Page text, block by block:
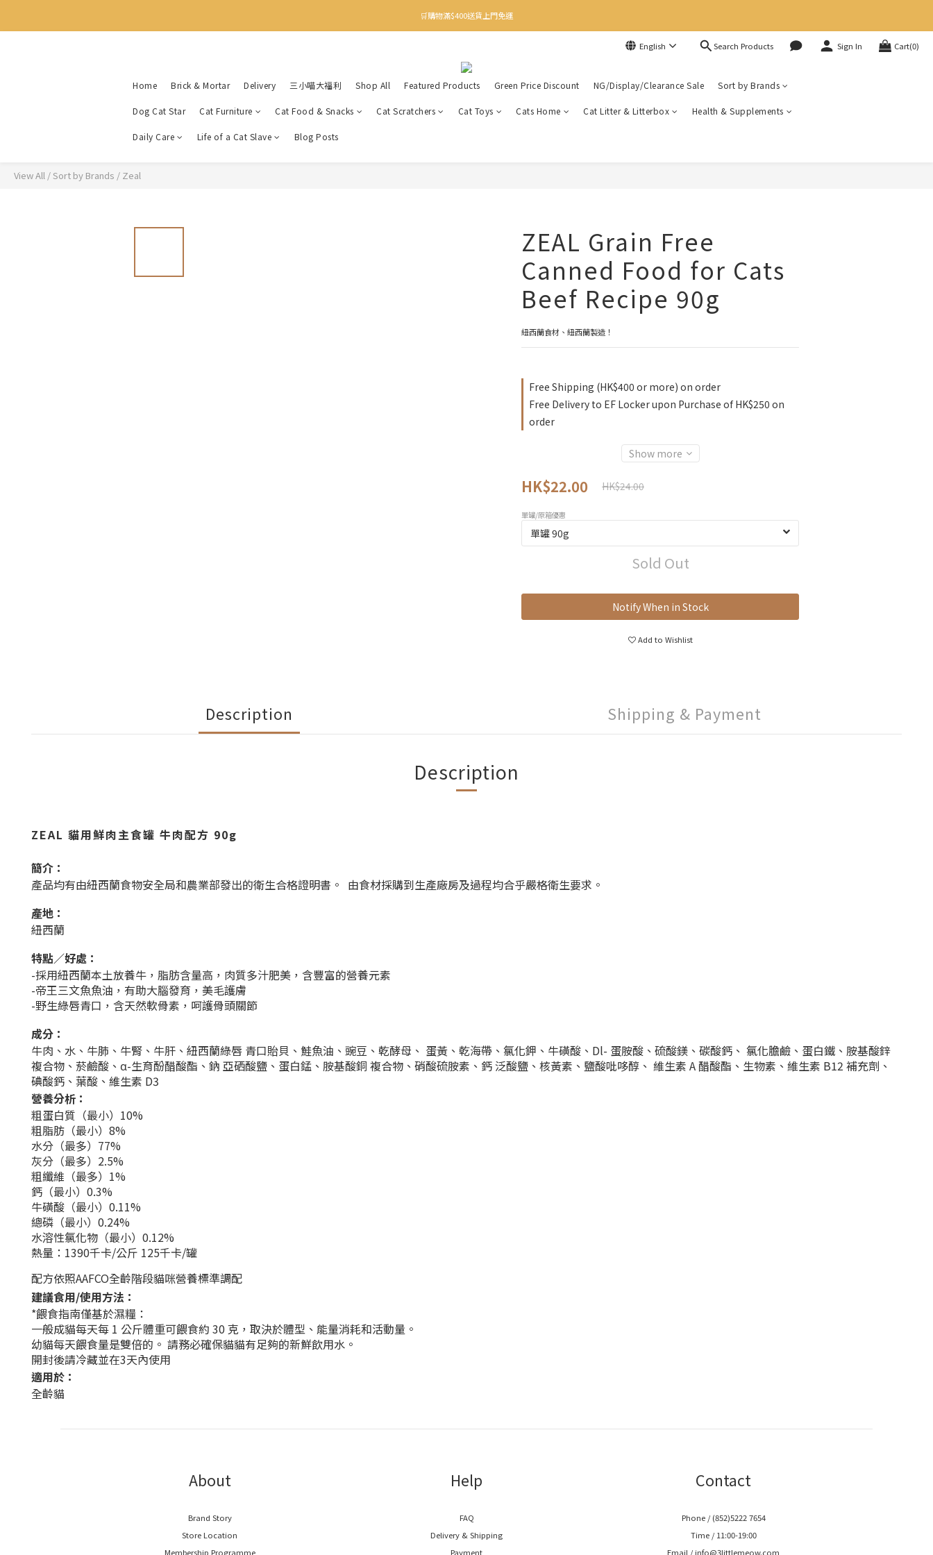
✨下載Three Little Meow App 即享多重禮遇！
🛒購物滿$400送貨上門免運
English Search Products Sign In Cart(0)
Home Brick & Mortar Delivery 三小喵大福利 Shop All Featured Products Green Price Discount NG/Display/Clearance Sale Sort by Brands
Dog Cat Star Cat Furniture Cat Food & Snacks Cat Scratchers Cat Toys Cats Home Cat Litter & Litterbox Health & Supplements
Daily Care Life of a Cat Slave Blog Posts
View All /Sort by Brands / Zeal
ZEAL Grain Free
Canned Food for Cats
Beef Recipe 90g
紐西蘭食材、紐西蘭製造！
Free Shipping (HK$400 or more) on order
Free Delivery to EF Locker upon Purchase of HK$250 on
order
Show more
HK$24.00
HK$22.00
單罐/原箱優惠
Sold Out
Notify When in Stock
Add to Wishlist
Description Shipping & Payment
Description
ZEAL 貓用鮮肉主食罐 牛肉配方 90g
簡介：
產品均有由紐西蘭食物安全局和農業部發出的衛生合格證明書。 由食材採購到生產廠房及過程均合乎嚴格衛生要求。
產地：
紐西蘭
特點／好處：
-採用紐西蘭本土放養牛，脂肪含量高，肉質多汁肥美，含豐富的營養元素
-帝王三文魚魚油，有助大腦發育，美毛護膚
-野生綠唇青口，含天然軟骨素，呵護骨頭關節
成分：
牛肉、水、牛肺、牛腎、牛肝、紐西蘭綠唇 青口貽貝、鮭魚油、豌豆、乾酵母、 蛋黃、乾海帶、氯化鉀、牛磺酸、Dl- 蛋胺酸、硫酸鎂、碳酸鈣、 氯化膽鹼、蛋白鐵、胺基酸鋅
複合物、菸鹼酸、α-生育酚醋酸酯、鈉 亞硒酸鹽、蛋白錳、胺基酸銅 複合物、硝酸硫胺素、鈣 泛酸鹽、核黃素、鹽酸吡哆醇、 維生素 A 醋酸酯、生物素、維生素 B12 補充劑、
碘酸鈣、葉酸、維生素 D3
營養分析：
粗蛋白質（最小）10%
粗脂肪（最小）8%
水分（最多）77%
灰分（最多）2.5%
粗纖維（最多）1%
鈣（最小）0.3%
牛磺酸（最小）0.11%
總磷（最小）0.24%
水溶性氯化物（最小）0.12%
熱量：1390千卡/公斤 125千卡/罐
配方依照AAFCO全齡階段貓咪營養標準調配
建議食用/使用方法：
*餵食指南僅基於濕糧：
一般成貓每天每 1 公斤體重可餵食約 30 克，取決於體型、能量消耗和活動量。
幼貓每天餵食量是雙倍的。 請務必確保貓貓有足夠的新鮮飲用水。
開封後請冷藏並在3天內使用
適用於：
全齡貓
About
Brand Story
Store Location
Membership Programme
Help
FAQ
Delivery & Shipping
Payment
Contact
Phone / (852)5222 7654
Time / 11:00-19:00
Email / info@3littlemeow.com